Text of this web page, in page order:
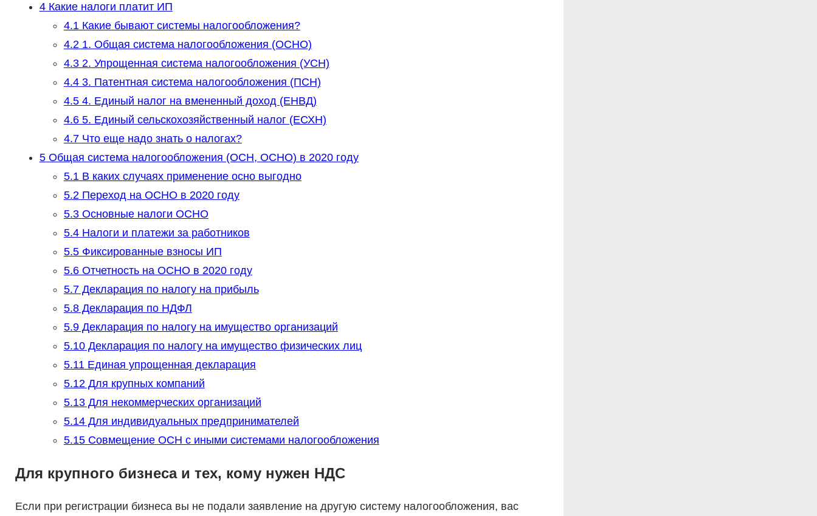
4Какие налоги платит ИП
4.1Какие бывают системы налогообложения?
4.21. Общая система налогообложения (ОСНО)
4.32. Упрощенная система налогообложения (УСН)
4.43. Патентная система налогообложения (ПСН)
4.54. Единый налог на вмененный доход (ЕНВД)
4.65. Единый сельскохозяйственный налог (ЕСХН)
4.7Что еще надо знать о налогах?
5Общая система налогообложения (ОСН, ОСНО) в 2020 году
5.1В каких случаях применение осно выгодно
5.2Переход на ОСНО в 2020 году
5.3Основные налоги ОСНО
5.4Налоги и платежи за работников
5.5Фиксированные взносы ИП
5.6Отчетность на ОСНО в 2020 году
5.7Декларация по налогу на прибыль
5.8Декларация по НДФЛ
5.9Декларация по налогу на имущество организаций
5.10Декларация по налогу на имущество физических лиц
5.11Единая упрощенная декларация
5.12Для крупных компаний
5.13Для некоммерческих организаций
5.14Для индивидуальных предпринимателей
5.15Совмещение ОСН с иными системами налогообложения
Для крупного бизнеса и тех, кому нужен НДС
Если при регистрации бизнеса вы не подали заявление на другую систему налогообложения, вас